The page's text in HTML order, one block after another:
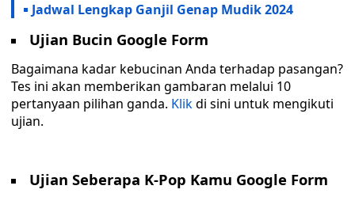
Jadwal Lengkap Ganjil Genap Mudik 2024
Ujian Bucin Google Form
Bagaimana kadar kebucinan Anda terhadap pasangan?
Tes ini akan memberikan gambaran melalui 10
pertanyaan pilihan ganda. Klikdi sini untuk mengikuti
ujian.
Ujian Seberapa K-Pop Kamu Google Form